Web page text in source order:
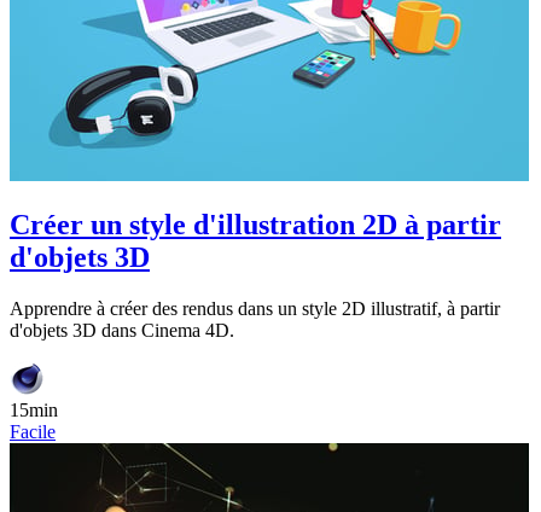
Créer un style d'illustration 2D à partir
d'objets 3D
Apprendre à créer des rendus dans un style 2D illustratif, à partir
d'objets 3D dans Cinema 4D.
15min
Facile